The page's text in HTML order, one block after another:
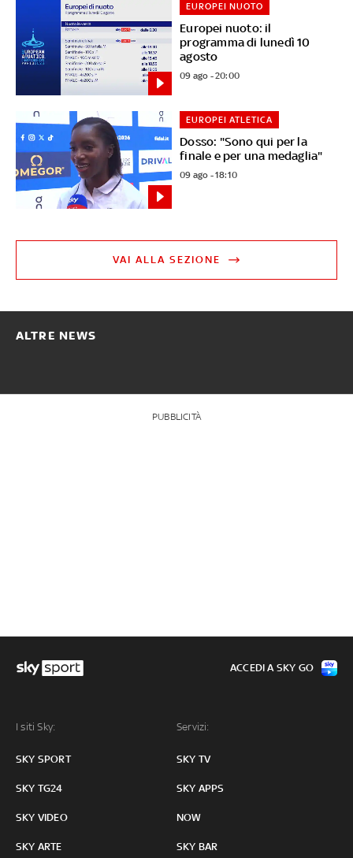
Europei nuoto: il
programma di lunedì 10
agosto
EUROPEI NUOTO
09 ago - 20:00
Dosso: "Sono qui per la
finale e per una medaglia"
EUROPEI ATLETICA
09 ago - 18:10
VAI ALLA SEZIONE
ALTRE NEWS
PUBBLICITÀ
I siti Sky:
SKY SPORT
SKY TG24
SKY VIDEO
SKY ARTE
Servizi:
SKY TV
SKY APPS
NOW
SKY BAR
ACCEDI A SKY GO